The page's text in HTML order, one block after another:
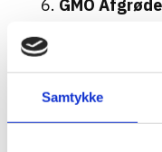
Samtykke
GMO
introduceret i
forbedrede
dermed